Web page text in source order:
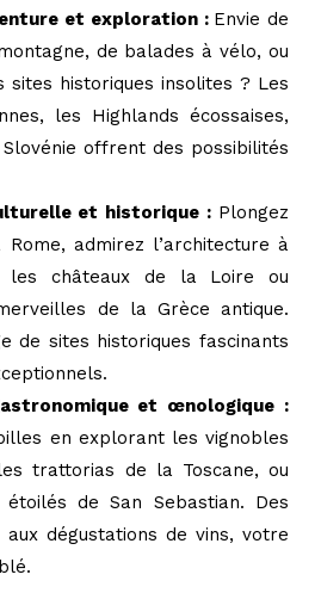
et exploration : Envie de
de balades à vélo, ou
sites historiques insolites ? Les
les Highlands écossaises,
offrent des possibilités
et historique : Plongez
Rome, admirez l’architecture à
les châteaux de la Loire ou
de la Grèce antique.
de sites historiques fascinants
et œnologique :
en explorant les vignobles
trattorias de la Toscane, ou
de San Sebastian. Des
aux dégustations de vins, votre